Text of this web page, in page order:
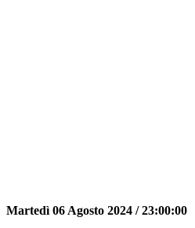
Martedì 06 Agosto 2024 /23:00:00